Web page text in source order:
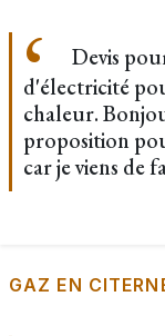
Devis
d'électricité
chaleur.
proposition
car je viens de
GAZ EN